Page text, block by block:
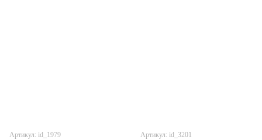
Артикул: id_1979 Артикул: id_3201